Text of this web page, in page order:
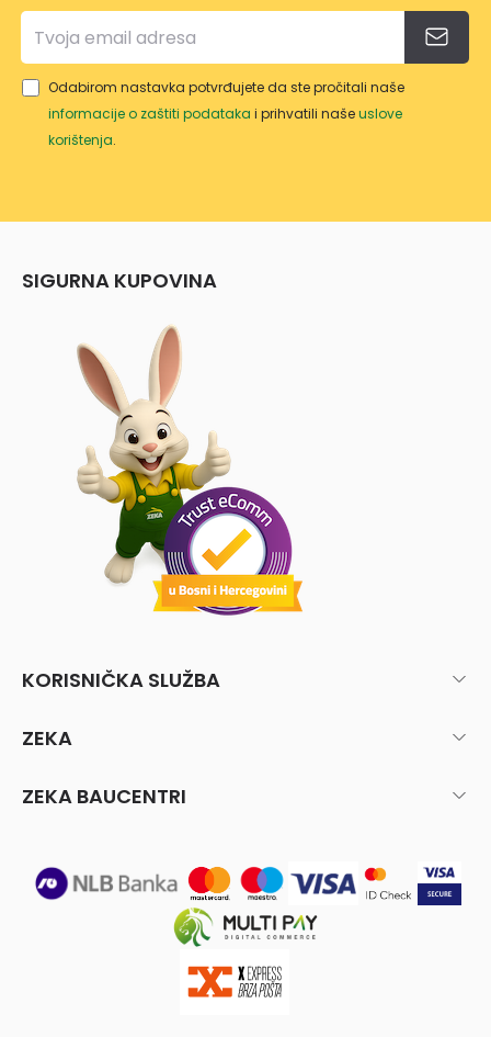
Odabirom nastavka potvrđujete da ste pročitali naše
informacije o zaštiti podataka i prihvatili našeuslove
korištenja.
SIGURNA KUPOVINA
KORISNIČKA SLUŽBA
ZEKA
ZEKA BAUCENTRI